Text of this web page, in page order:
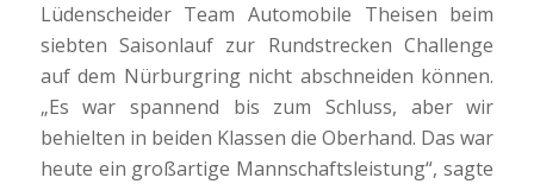
Lüdenscheider Team Automobile Theisen beim
siebten Saisonlauf zur Rundstrecken Challenge
auf dem Nürburgring nicht abschneiden können.
„Es war spannend bis zum Schluss, aber wir
behielten in beiden Klassen die Oberhand. Das war
heute ein großartige Mannschaftsleistung“, sagte